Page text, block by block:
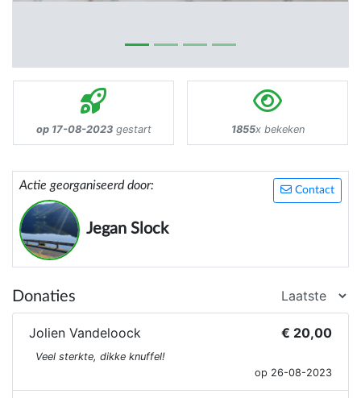
op 17-08-2023gestart 1855x bekeken
Contact
Actie georganiseerd door:
Jegan Slock
Donaties
Jolien Vandeloock € 20,00
Veel sterkte, dikke knuffel!
op 26-08-2023